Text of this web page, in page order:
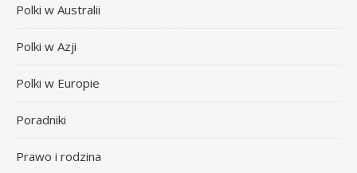
Polki w Australii
Polki w Azji
Polki w Europie
Poradniki
Prawo i rodzina